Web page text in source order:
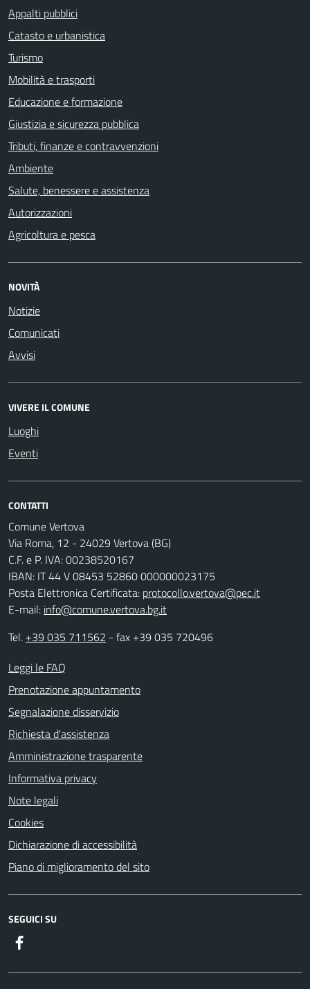
Appalti pubblici
Catasto e urbanistica
Turismo
Mobilità e trasporti
Educazione e formazione
Giustizia e sicurezza pubblica
Tributi, finanze e contravvenzioni
Ambiente
Salute, benessere e assistenza
Autorizzazioni
Agricoltura e pesca
NOVITÀ
Notizie
Comunicati
Avvisi
VIVERE IL COMUNE
Luoghi
Eventi
CONTATTI
Comune Vertova
Via Roma, 12 - 24029 Vertova (BG)
C.F. e P. IVA: 00238520167
IBAN: IT 44 V 08453 52860 000000023175
Posta Elettronica Certificata: protocollo.vertova@pec.it
E-mail: info@comune.vertova.bg.it
Tel. +39 035 711562 - fax +39 035 720496
Leggi le FAQ
Prenotazione appuntamento
Segnalazione disservizio
Richiesta d'assistenza
Amministrazione trasparente
Informativa privacy
Note legali
Cookies
Dichiarazione di accessibilità
Piano di miglioramento del sito
SEGUICI SU